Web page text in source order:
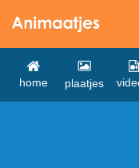
home plaatjes